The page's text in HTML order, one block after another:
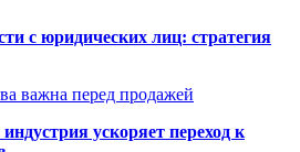
с юридических лиц: стратегия
важна перед продажей
ускоряет переход к